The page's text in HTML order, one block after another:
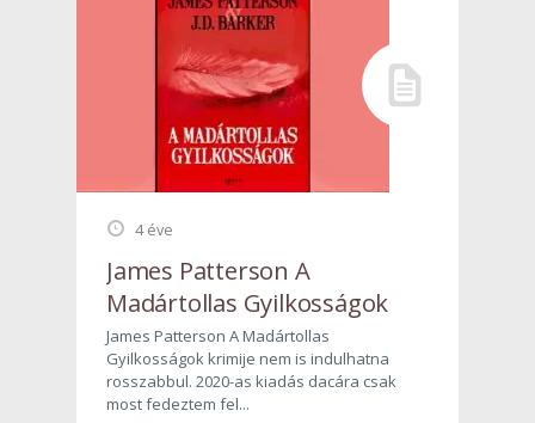
4 éve
James Patterson A
Madártollas Gyilkosságok
James Patterson A Madártollas
Gyilkosságok krimije nem is indulhatna
rosszabbul. 2020-as kiadás dacára csak
most fedeztem fel...